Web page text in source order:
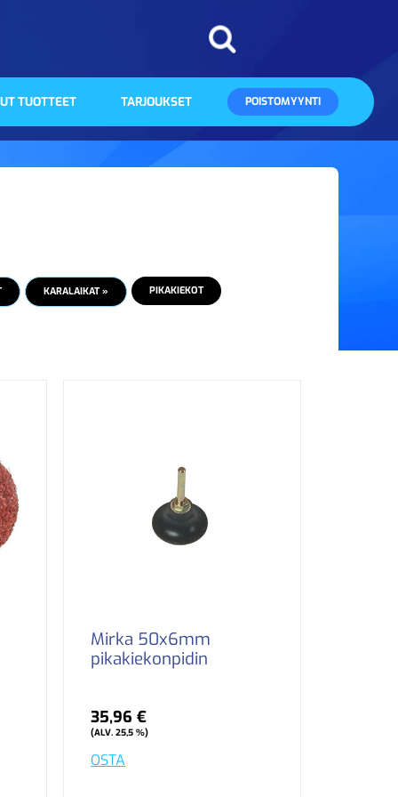
TUOTTEET TARJOUKSET POISTOMYYNTI
KARALAIKAT » PIKAKIEKOT
Mirka 50x6mm
pikakiekonpidin
35,96 €
(ALV. 25,5 %)
OSTA